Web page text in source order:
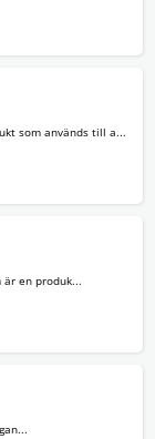
som används till a...
är en produk...